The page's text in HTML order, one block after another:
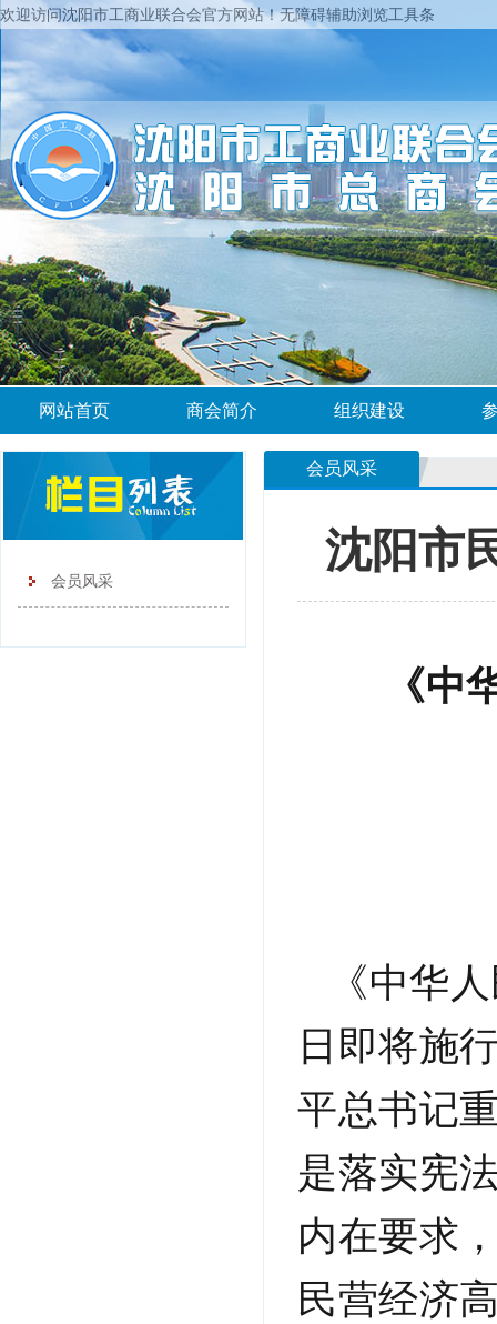
欢迎访问沈阳市工商业联合会官方网站！无障碍辅助浏览工具条
网站首页 商会简介 组织建设
会员风采
会员风采
沈阳市
《中
《中华
日即将施
平总书记
是落实宪
内在要求
民营经济